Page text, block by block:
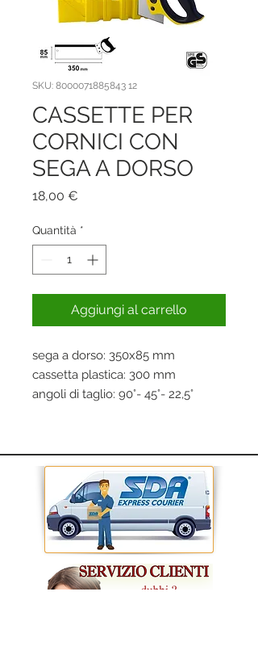
SKU: 8000071885843 12
CASSETTE PER
CORNICI CON
SEGA A DORSO
18,00 €
Quantità *
Aggiungi al carrello
sega a dorso: 350x85 mm
cassetta plastica: 300 mm
angoli di taglio: 90°- 45°- 22,5°